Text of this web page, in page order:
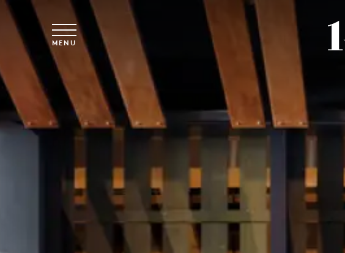
Spring til hovedindhold
MENU